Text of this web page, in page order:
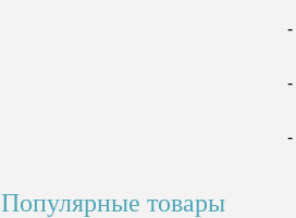
-
-
-
Популярные товары